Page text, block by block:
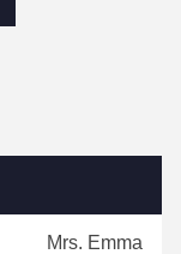
Mrs. Emma